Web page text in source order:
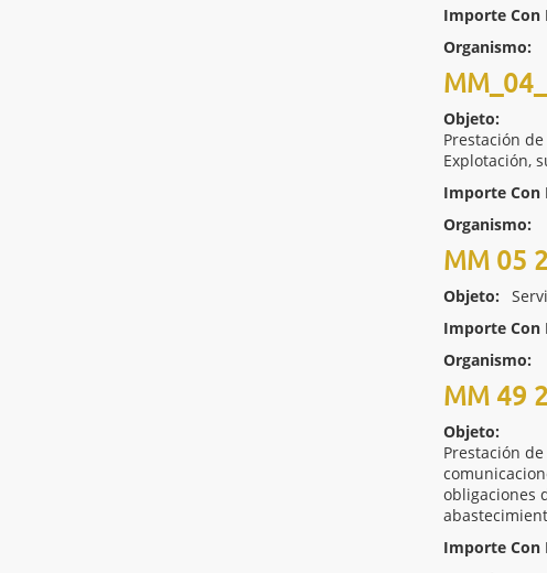
Importe Con
Organismo:
Objeto:
Prestación
Explotación,
Importe Con
Organismo:
MM 05
Objeto:
Importe Con
Organismo:
MM 49
Objeto:
Prestación
obligaciones
Importe Con